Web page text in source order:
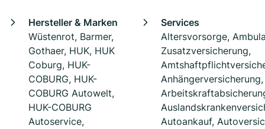
Hersteller & Marken
Wüstenrot, Barmer,
Gothaer, HUK, HUK
Coburg, HUK-
COBURG, HUK-
COBURG Autowelt,
HUK-COBURG
Autoservice,
Services
Altersvorsorge,
Zusatzversicherung,
Anhängerversicherung,
Autoankauf,